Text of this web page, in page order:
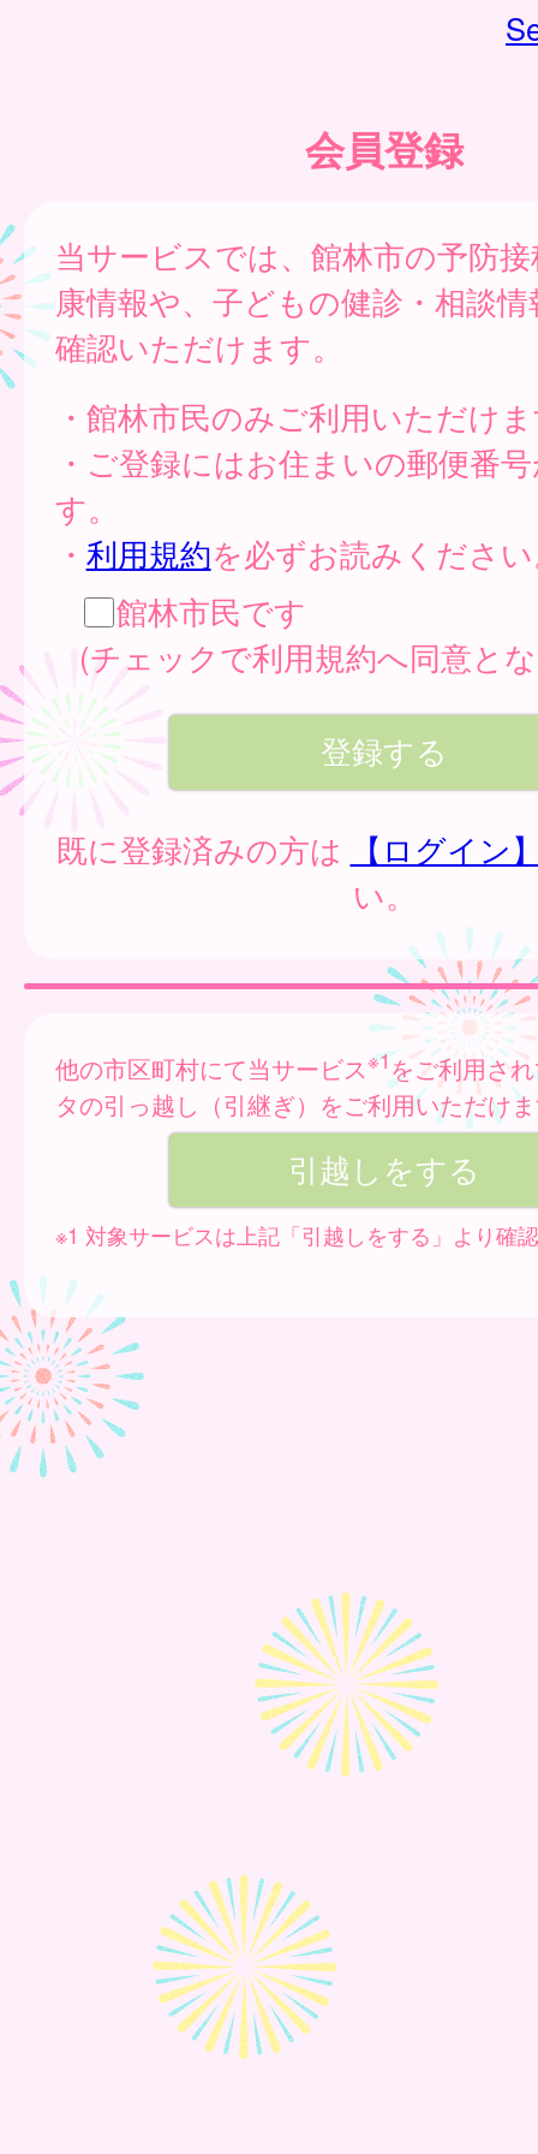
会員登録
当サービスでは、館林市の予防
康情報や、子どもの健診・相談
確認いただけます。
・館林市民のみご利用いただけ
・ご登録にはお住まいの郵便番
す。
・ 利用規約を必ずお読みくださ
館林市民です
(チェックで利用規約へ同意と
既に登録済みの方は
【ログイン
い。
他の市区町村にて当サービス※1をご利用さ
タの引っ越し（引継ぎ）をご利用いただけ
※1 対象サービスは上記「引越しをする」より確